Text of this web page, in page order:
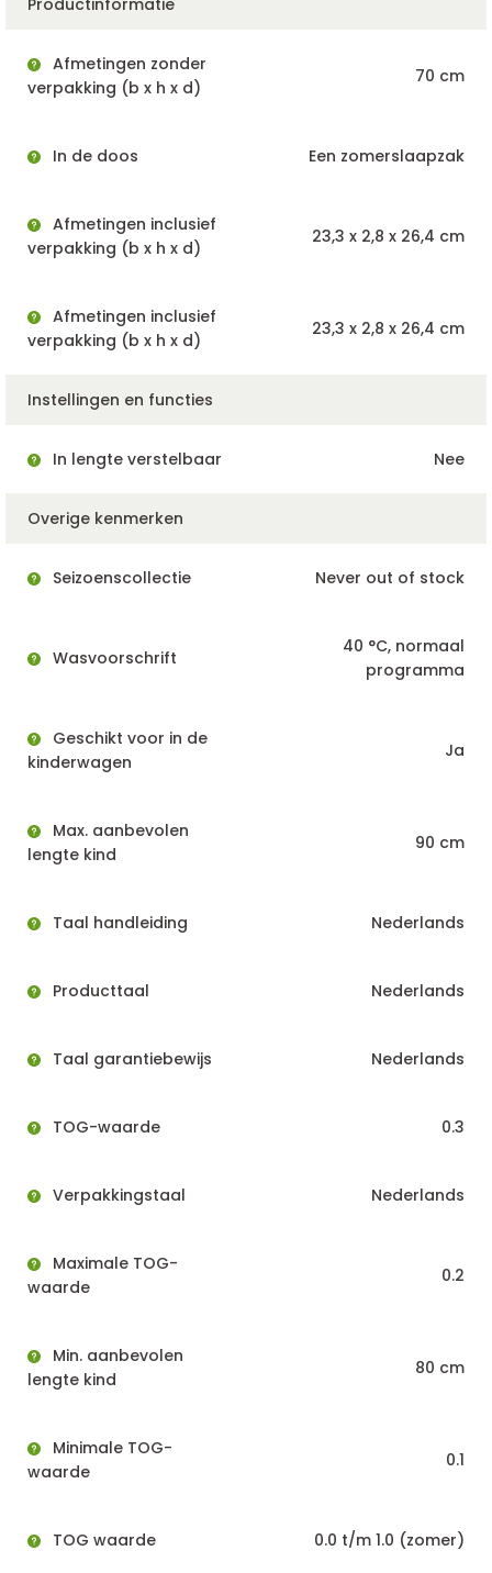
Afmetingen zonder
verpakking (b x h x d)
70 cm
In de doos Een zomerslaapzak
Afmetingen inclusief
verpakking (b x h x d)
23,3 x 2,8 x 26,4 cm
Afmetingen inclusief
verpakking (b x h x d)
23,3 x 2,8 x 26,4 cm
Instellingen en functies
In lengte verstelbaar Nee
Overige kenmerken
Seizoenscollectie Never out of stock
Wasvoorschrift
40 °C, normaal
programma
Geschikt voor in de
kinderwagen
Ja
Max. aanbevolen
lengte kind
90 cm
Taal handleiding Nederlands
Producttaal Nederlands
Taal garantiebewijs Nederlands
TOG-waarde 0.3
Verpakkingstaal Nederlands
Maximale TOG-
waarde
0.2
Min. aanbevolen
lengte kind
80 cm
Minimale TOG-
waarde
0.1
TOG waarde 0.0 t/m 1.0 (zomer)